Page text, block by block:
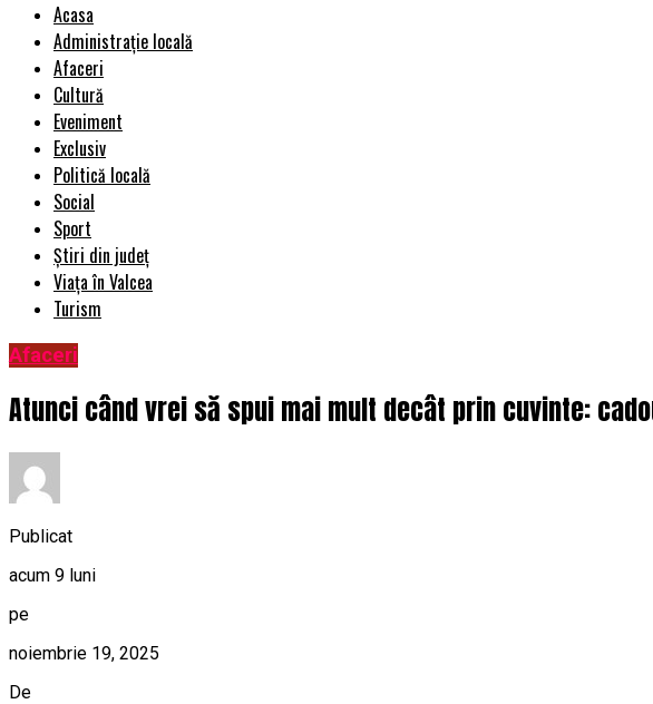
Acasa
Administrație locală
Afaceri
Cultură
Eveniment
Exclusiv
Politică locală
Social
Sport
Știri din județ
Viața în Valcea
Turism
Afaceri
Atunci când vrei să spui mai mult decât prin cuvinte:
Publicat
acum 9 luni
pe
noiembrie 19, 2025
De